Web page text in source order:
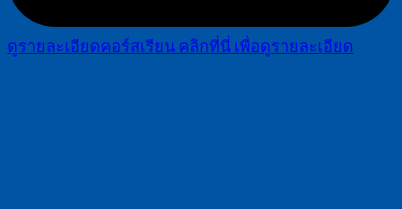
ดูรายละเอียดคอร์สเรียนคลิกที่นี่ เพื่อดูรายละเอียด